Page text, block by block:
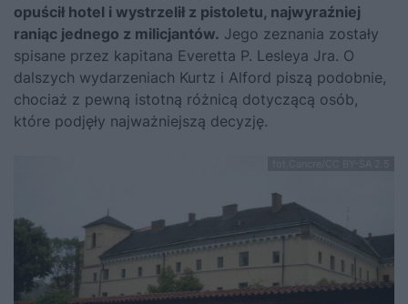
opuścił hotel i wystrzelił z pistoletu, najwyraźniej
raniąc jednego z milicjantów. Jego zeznania zostały
spisane przez kapitana Everetta P. Lesleya Jra. O
dalszych wydarzeniach Kurtz i Alford piszą podobnie,
chociaż z pewną istotną różnicą dotyczącą osób,
które podjęły najważniejszą decyzję.